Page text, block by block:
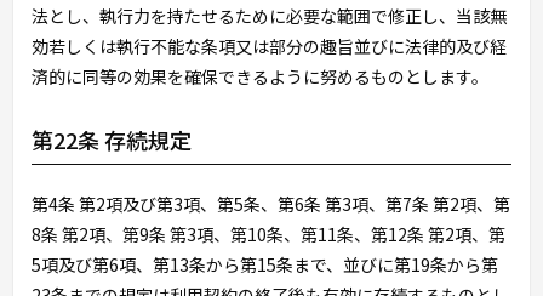
法とし、執行力を持たせるために必要な範囲で修正し、当該無
効若しくは執行不能な条項又は部分の趣旨並びに法律的及び経
済的に同等の効果を確保できるように努めるものとします。
第22条 存続規定
第4条 第2項及び第3項、第5条、第6条 第3項、第7条 第2項、第
8条 第2項、第9条 第3項、第10条、第11条、第12条 第2項、第
5項及び第6項、第13条から第15条まで、並びに第19条から第